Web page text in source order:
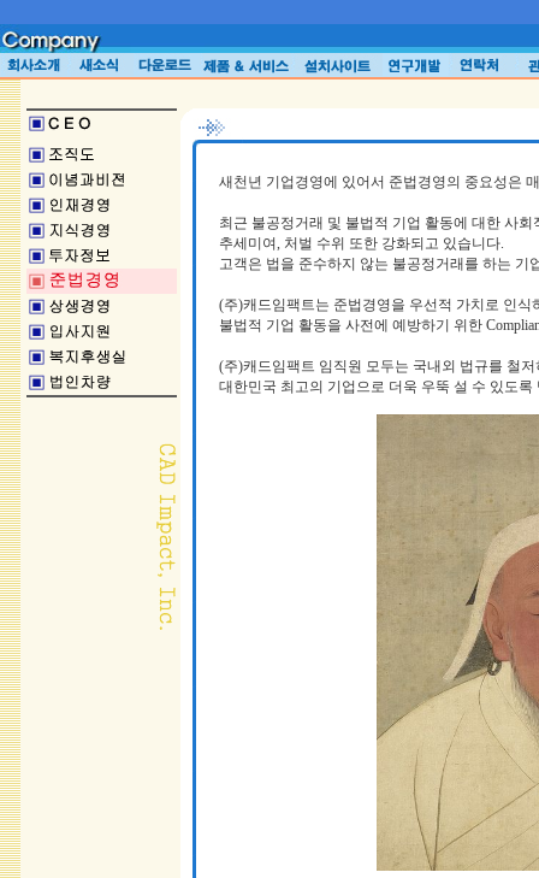
새천년 기업경영에 있어서 준법경영의 중요성은
최근 불공정거래 및 불법적 기업 활동에 대한 사
추세미여, 처벌 수위 또한 강화되고 있습니다.
고객은 법을 준수하지 않는 불공정거래를 하는 기
(주)캐드임팩트는 준법경영을 우선적 가치로 인식
불법적 기업 활동을 사전에 예방하기 위한
(주)캐드임팩트 임직원 모두는 국내외 법규를 철
대한민국 최고의 기업으로 더욱 우뚝 설 수 있도